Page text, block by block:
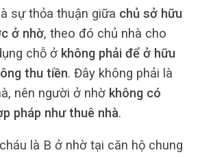
sự thỏa thuận giữa chủ sở hữu
ở nhờ, theo đó chủ nhà cho
chỗ ở không phải để ở hữu
thu tiền. Đây không phải là
nên người ở nhờ không có
pháp như thuê nhà.
là B ở nhờ tại căn hộ chung